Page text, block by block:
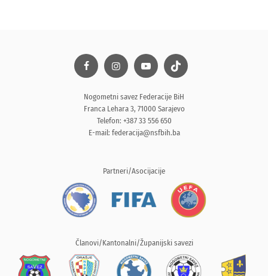
Nogometni savez Federacije BiH
Franca Lehara 3, 71000 Sarajevo
Telefon: +387 33 556 650
E-mail: federacija@nsfbih.ba
Partneri/Asocijacije
Članovi/Kantonalni/Županijski savezi